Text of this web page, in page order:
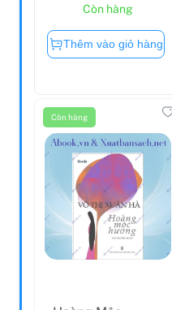
Còn hàng
Thêm vào giỏ hàng
Còn hàng